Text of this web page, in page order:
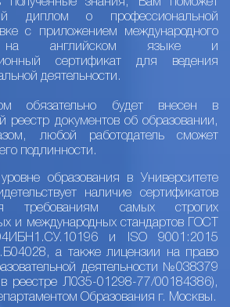
полученные знания, Вам поможет
диплом о профессиональной
с приложением международного
на английском языке и
сертификат для ведения
деятельности.
обязательно будет внесен в
реестр документов об образовании,
любой работодатель сможет
подлинности.
образования в Университете
наличие сертификатов
требованиям самых строгих
и международных стандартов ГОСТ
и ISO 9001:2015
а также лицензии на право
деятельности №038379
реестре Л035-01298-77/00184386),
Образования г. Москвы.